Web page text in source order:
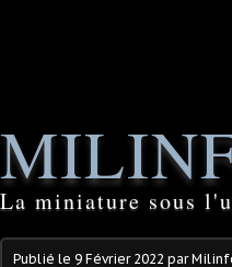
La miniature sous
Publié le 9 Février 2022 par